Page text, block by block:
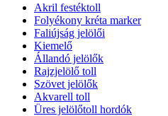
Akril festéktoll
Folyékony kréta marker
Faliújság jelölői
Kiemelő
Állandó jelölők
Rajzjelölő toll
Szövet jelölők
Akvarell toll
Üres jelölőtoll hordók